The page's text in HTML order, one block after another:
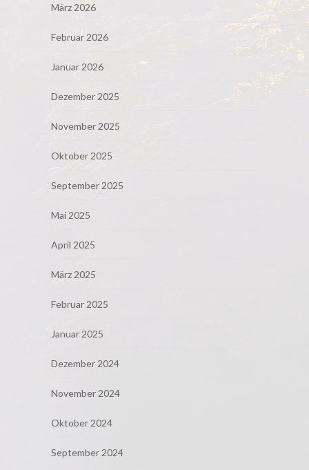
März 2026
Februar 2026
Januar 2026
Dezember 2025
November 2025
Oktober 2025
September 2025
Mai 2025
April 2025
März 2025
Februar 2025
Januar 2025
Dezember 2024
November 2024
Oktober 2024
September 2024